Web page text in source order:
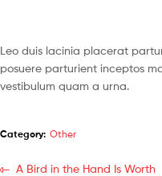
Leo duis lacinia placerat
posuere parturient inceptos
vestibulum quam a urna.
Category: Other
A Bird in the Hand Is Worth